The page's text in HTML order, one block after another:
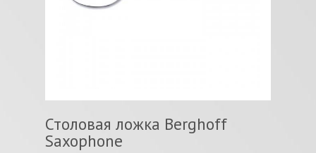
Столовая ложка Berghoff
Saxophone